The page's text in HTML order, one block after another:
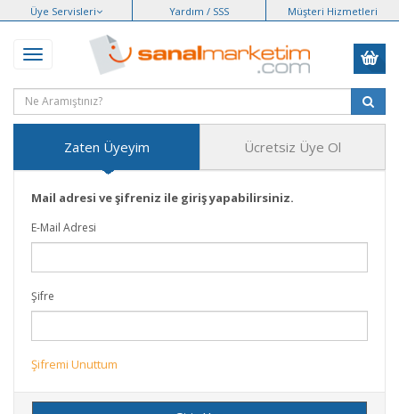
Üye Servisleri Yardım / SSS Müşteri Hizmetleri
Zaten Üyeyim Ücretsiz Üye Ol
Mail adresi ve şifreniz ile giriş yapabilirsiniz.
E-Mail Adresi
Şifre
Şifremi Unuttum